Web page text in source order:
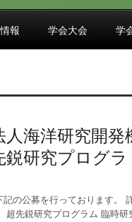
報 学会大会 学
人海洋研究開
鋭研究プログ
の公募を行っております。
超先鋭研究プログラム 臨時